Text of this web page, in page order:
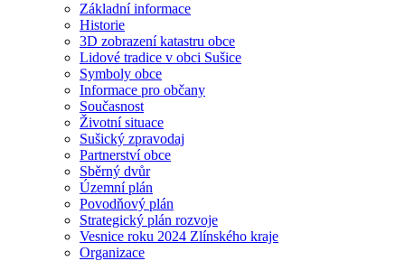
Základní informace
Historie
3D zobrazení katastru obce
Lidové tradice v obci Sušice
Symboly obce
Informace pro občany
Současnost
Životní situace
Sušický zpravodaj
Partnerství obce
Sběrný dvůr
Územní plán
Povodňový plán
Strategický plán rozvoje
Vesnice roku 2024 Zlínského kraje
Organizace